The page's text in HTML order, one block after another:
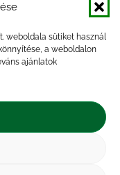
weboldala sütiket használ
a weboldalon
ajánlatok
betakarítása